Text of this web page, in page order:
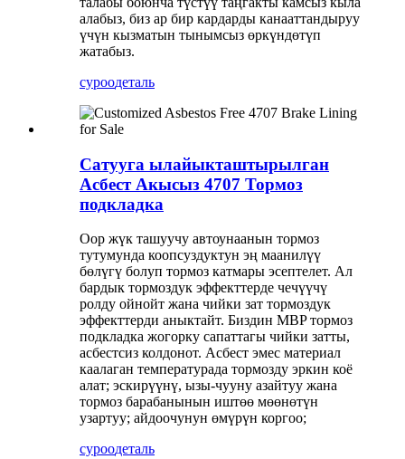
алабыз, биз ар бир кардарды канааттандыруу
үчүн кызматын тынымсыз өркүндөтүп
жатабыз.
суроодеталь
Сатууга ылайыкташтырылган
Асбест Акысыз 4707 Тормоз
подкладка
Оор жүк ташуучу автоунаанын тормоз
тутумунда коопсуздуктун эң маанилүү
бөлүгү болуп тормоз катмары эсептелет. Ал
бардык тормоздук эффекттерде чечүүчү
ролду ойнойт жана чийки зат тормоздук
эффекттерди аныктайт. Биздин MBP тормоз
подкладка жогорку сапаттагы чийки затты,
асбестсиз колдонот. Асбест эмес материал
каалаган температурада тормозду эркин коё
алат; эскирүүнү, ызы-чууну азайтуу жана
тормоз барабанынын иштөө мөөнөтүн
узартуу; айдоочунун өмүрүн коргоо;
суроодеталь